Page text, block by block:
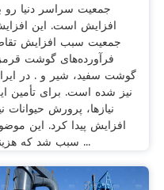
جمعیت سراسر دنیا رو
افزایش است. این
جمعیت سبب افزایش
فرآورده‌های گوشت
گوشت سفید، شیر و . در
نیز شده است. برای تأمین
نیازها، پرورش حیوانات
افزایش پیدا کرد. این
سبب شد که هزینه ...